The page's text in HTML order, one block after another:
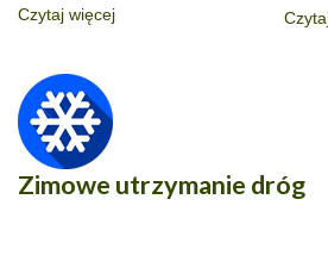
Czytaj więcej
Zimowe utrzymanie dróg